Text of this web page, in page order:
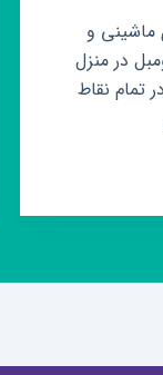
و
در منزل
تمام نقاط